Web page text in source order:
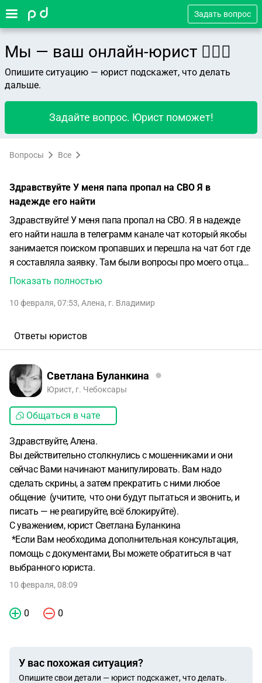
Задать вопрос
Мы — ваш онлайн-юрист 👨🏻‍⚖️
Опишите ситуацию — юрист подскажет, что делать
дальше.
Задайте вопрос. Юрист поможет!
Вопросы Все
Здравствуйте У меня папа пропал на СВО Я в
надежде его найти
Здравствуйте! У меня папа пропал на СВО. Я в надежде
его найти нашла в телеграмм канале чат который якобы
занимается поиском пропавших и перешла на чат бот где
я составляла заявку. Там были вопросы про моего отца
воинская часть,жетон , номер телефона , фото, место
рождения , а так же мои данные ФИО номер телефона и
поддерживаю ли я «нападение России на Украину» я
заявление потому что мне будет теперь хуже . Так ли это?
Надо идти в фсб ? Мне сказали , что я предоставила
Показать полностью
10 февраля, 07:53, Алена, г. Владимир
Ответы юристов
Светлана Буланкина
Юрист, г. Чебоксары
Общаться в чате
Здравствуйте, Алена.
Вы действительно столкнулись с мошенниками и они
сейчас Вами начинают манипулировать. Вам надо
сделать скрины, а затем прекратить с ними любое
общение (учитите, что они будут пытаться и звонить, и
писать — не реагируйте, всё блокируйте).
С уважением, юрист Светлана Буланкина
*Если Вам необходима дополнительная консультация,
помощь с документами, Вы можете обратиться в чат
выбранного юриста.
10 февраля, 08:09
0 0
У вас похожая ситуация?
Опишите свои детали — юрист подскажет, что делать.